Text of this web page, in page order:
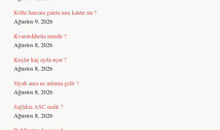
Köfte harcına galeta unu katılır mı ?
Ağustos 9, 2026
Kvaratskhelia nerede ?
Ağustos 8, 2026
Kuşlar kaç ayda uçar ?
Ağustos 8, 2026
Siyah aura ne anlama gelir ?
Ağustos 8, 2026
Sağlıkta ASC nedir ?
Ağustos 8, 2026